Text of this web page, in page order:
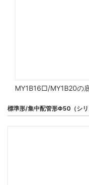
MY1B16□/MY1B20の
標準形/集中配管形Φ50（シ